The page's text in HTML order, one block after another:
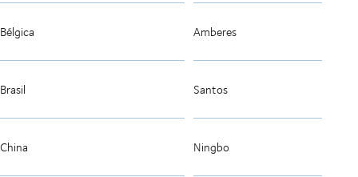
Bélgica Amberes
Brasil Santos
China Ningbo